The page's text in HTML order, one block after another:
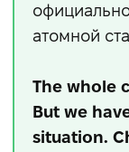
атомной
The whole
But we
situation.